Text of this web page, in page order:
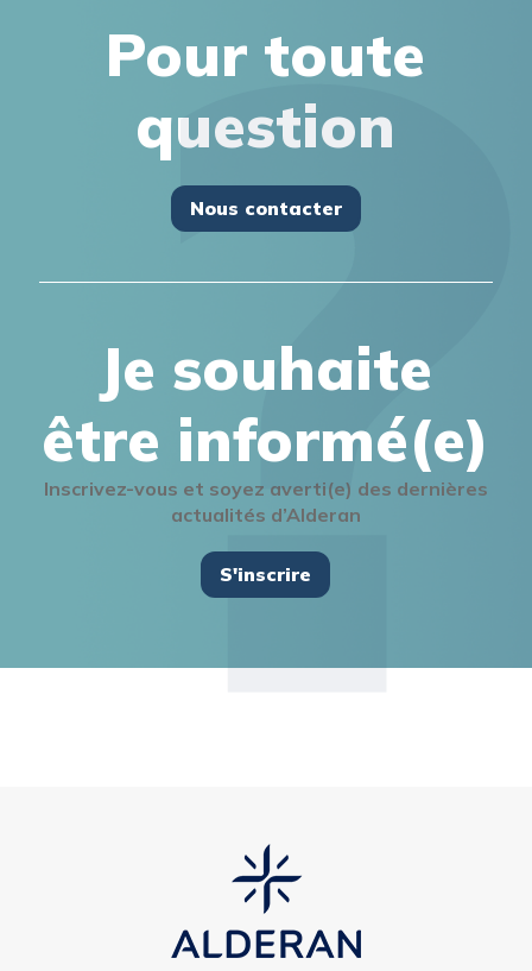
Pour toute
question
Nous contacter
Je souhaite
être informé(e)
Inscrivez-vous et soyez averti(e) des dernières
actualités d’Alderan
S'inscrire